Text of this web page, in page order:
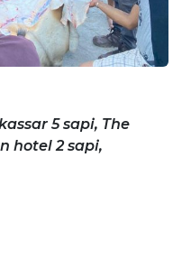
5 sapi, The
hotel 2 sapi,